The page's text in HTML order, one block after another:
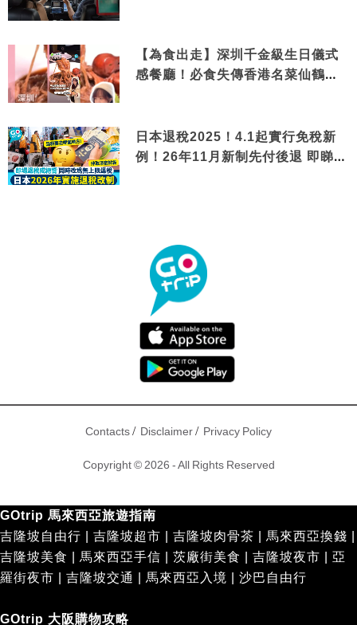
【為食出走】深圳千金級生日儀式
感餐廳！必食失傳香港名菜仙鶴神
日本退稅2025！4.1起實行免稅新
例！26年11月新制先付後退 即睇步
Contacts/ Disclaimer/ Privacy Policy
Copyright © 2026 - All Rights Reserved
GOtrip 馬來西亞旅遊指南
吉隆坡自由行
吉隆坡超市 吉隆坡肉骨茶 馬來西亞換錢
吉隆坡美食
馬來西亞手信 茨廠街美食 吉隆坡夜市
亞
羅街夜市
吉隆坡交通 馬來西亞入境 沙巴自由行
GOtrip 大阪購物攻略